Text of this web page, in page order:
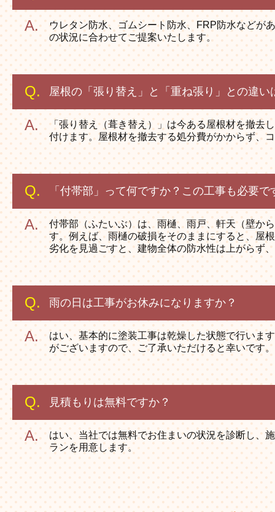
ウレタン防水、ゴムシート防水、FRP防水などが
の状況に合わせてご提案いたします。
屋根の「張り替え」と「重ね張り」との違い
「張り替え（葺き替え）」は今ある屋根材を撤去
付けます。屋根材を撤去する処分費がかからず、
「付帯部」って何ですか？この工事も必要で
付帯部（ふたいぶ）は、雨樋、雨戸、軒天（壁か
す。例えば、雨樋の破損をそのままにすると、屋
劣化を見過ごすと、建物全体の防水性は上がらず
雨の日は工事がお休みになりますか？
はい、基本的に塗装工事は乾燥した状態で行いま
がございますので、ご了承いただけると幸いです。
見積もりは無料ですか？
はい、当社では無料でお住まいの状況を診断し、
ランを用意します。